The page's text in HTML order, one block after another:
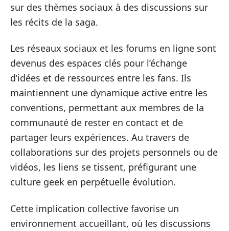
sur des thèmes sociaux à des discussions sur
les récits de la saga.
Les réseaux sociaux et les forums en ligne sont
devenus des espaces clés pour l’échange
d’idées et de ressources entre les fans. Ils
maintiennent une dynamique active entre les
conventions, permettant aux membres de la
communauté de rester en contact et de
partager leurs expériences. Au travers de
collaborations sur des projets personnels ou de
vidéos, les liens se tissent, préfigurant une
culture geek en perpétuelle évolution.
Cette implication collective favorise un
environnement accueillant, où les discussions